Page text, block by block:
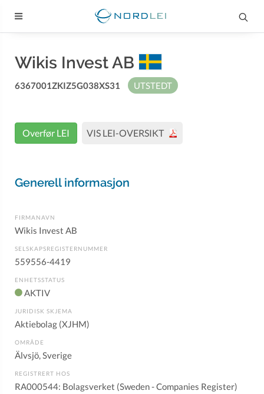
Wikis Invest AB
6367001ZKIZ5G038XS31 UTSTEDT
Overfør LEI VIS LEI-OVERSIKT
Generell informasjon
FIRMANAVN
Wikis Invest AB
SELSKAPSREGISTERNUMMER
559556-4419
ENHETSSTATUS
AKTIV
JURIDISK SKJEMA
Aktiebolag (XJHM)
OMRÅDE
Älvsjö, Sverige
REGISTRERT HOS
RA000544: Bolagsverket (Sweden - Companies Register)